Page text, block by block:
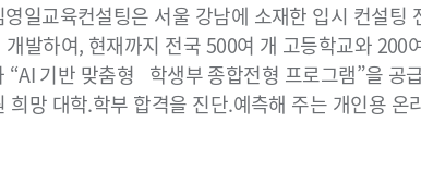
일교육컨설팅은 서울 강남에 소재한 입시 컨설팅
발하여, 현재까지 전국 500여 개 고등학교와 200
“AI 기반 맞춤형 학생부 종합전형 프로그램”을 공
희망 대학.학부 합격을 진단.예측해 주는 개인용 온